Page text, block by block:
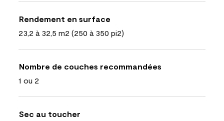
Rendement en surface
23,2 à 32,5 m2 (250 à 350 pi2)
Nombre de couches recommandées
1 ou 2
Sec au toucher